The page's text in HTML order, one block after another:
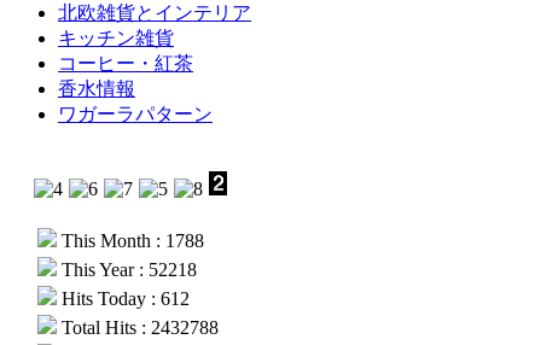
北欧雑貨とインテリア
キッチン雑貨
コーヒー・紅茶
香水情報
ワガーラパターン
This Month : 1788
This Year : 52218
Hits Today : 612
Total Hits : 2432788